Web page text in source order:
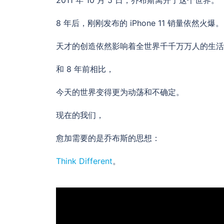
8 年后，刚刚发布的 iPhone 11 销量依然火爆。
天才的创造依然影响着全世界千千万万人的生
和 8 年前相比，
今天的世界变得更为动荡和不确定。
现在的我们，
愈加需要的是乔布斯的思想：
Think Different。